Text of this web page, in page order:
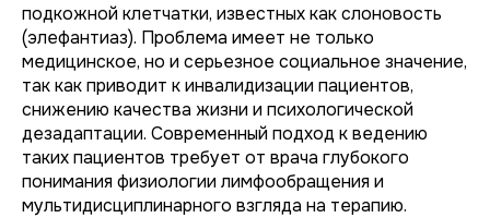
подкожной клетчатки, известных как слоновость
(элефантиаз). Проблема имеет не только
медицинское, но и серьезное социальное значение,
так как приводит к инвалидизации пациентов,
снижению качества жизни и психологической
дезадаптации. Современный подход к ведению
таких пациентов требует от врача глубокого
понимания физиологии лимфообращения и
мультидисциплинарного взгляда на терапию.